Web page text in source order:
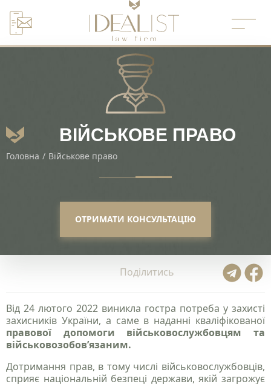
Перейти
до
ВІЙСЬКОВЕ ПРАВО
Головна / Військове право
ОТРИМАТИ КОНСУЛЬТАЦІЮ
Поділитись
Від 24 лютого 2022 виникла гостра потреба у захисті
захисників України, а саме в наданні кваліфікованої
правової допомоги військовослужбовцям та
військовозобов’язаним.
Дотримання прав, в тому числі військовослужбовців,
сприяє національній безпеці держави, якій загрожує